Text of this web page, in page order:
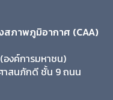
สภาพภูมิอากาศ (CAA)
องค์การมหาชน)
าสนภักดี ชั้น 9 ถนน